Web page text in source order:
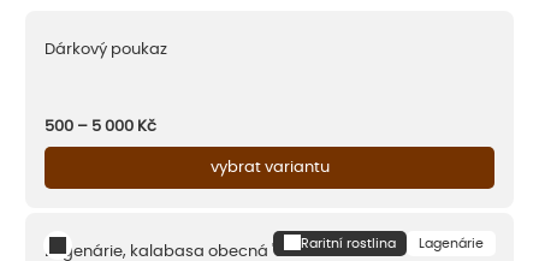
Dárkový poukaz
500 – 5 000 Kč
vybrat variantu
Raritní rostlina Lagenárie
Lagenárie, kalabasa obecná 'Snake'